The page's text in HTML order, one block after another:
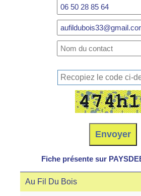
Fiche présente sur
Au Fil Du Bois